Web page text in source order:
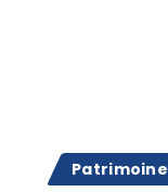
Patrimoine